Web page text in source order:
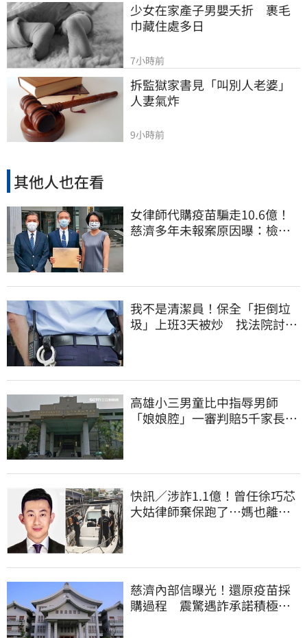
少女在家產子男嬰夭折　裹毛
巾藏住處多日
7小時前
拆監獄家書見「叫別人老婆」
人妻氣炸
9小時前
其他人也在看
女律師代購疫苗騙走10.6億！
慈濟多年未報案原因曝：檢警
我不是清潔員！保全「拒倒垃
圾」上班3天被炒 找法院討公
高雄小三男童比中指辱男師
「娘娘腔」一審判賠5千家長不
快訊／涉詐1.1億！曾任徐巧芯
大姑律師棄保跑了…媽也離
慈濟內部信曝光！還原疫苗採
購過程 震驚遇詐承諾積極追